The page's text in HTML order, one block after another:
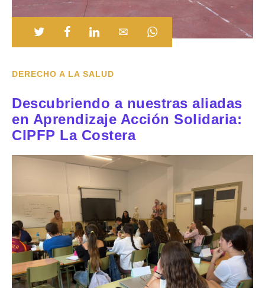
DERECHO A LA SALUD
Descubriendo a nuestras aliadas
en Aprendizaje Acción Solidaria:
CIPFP La Costera